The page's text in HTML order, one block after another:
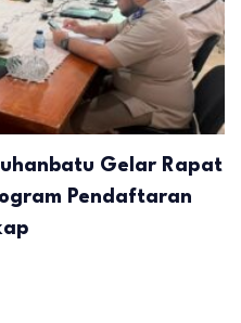
Gelar Rapat
Pendaftaran